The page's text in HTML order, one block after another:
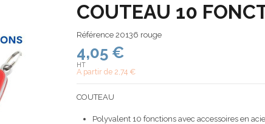
COUTEAU 10
Référence 20136 rouge
4,05 €
HT
A partir de 2,74 €
COUTEAU
Polyvalent 10 fonctions avec accessoires en